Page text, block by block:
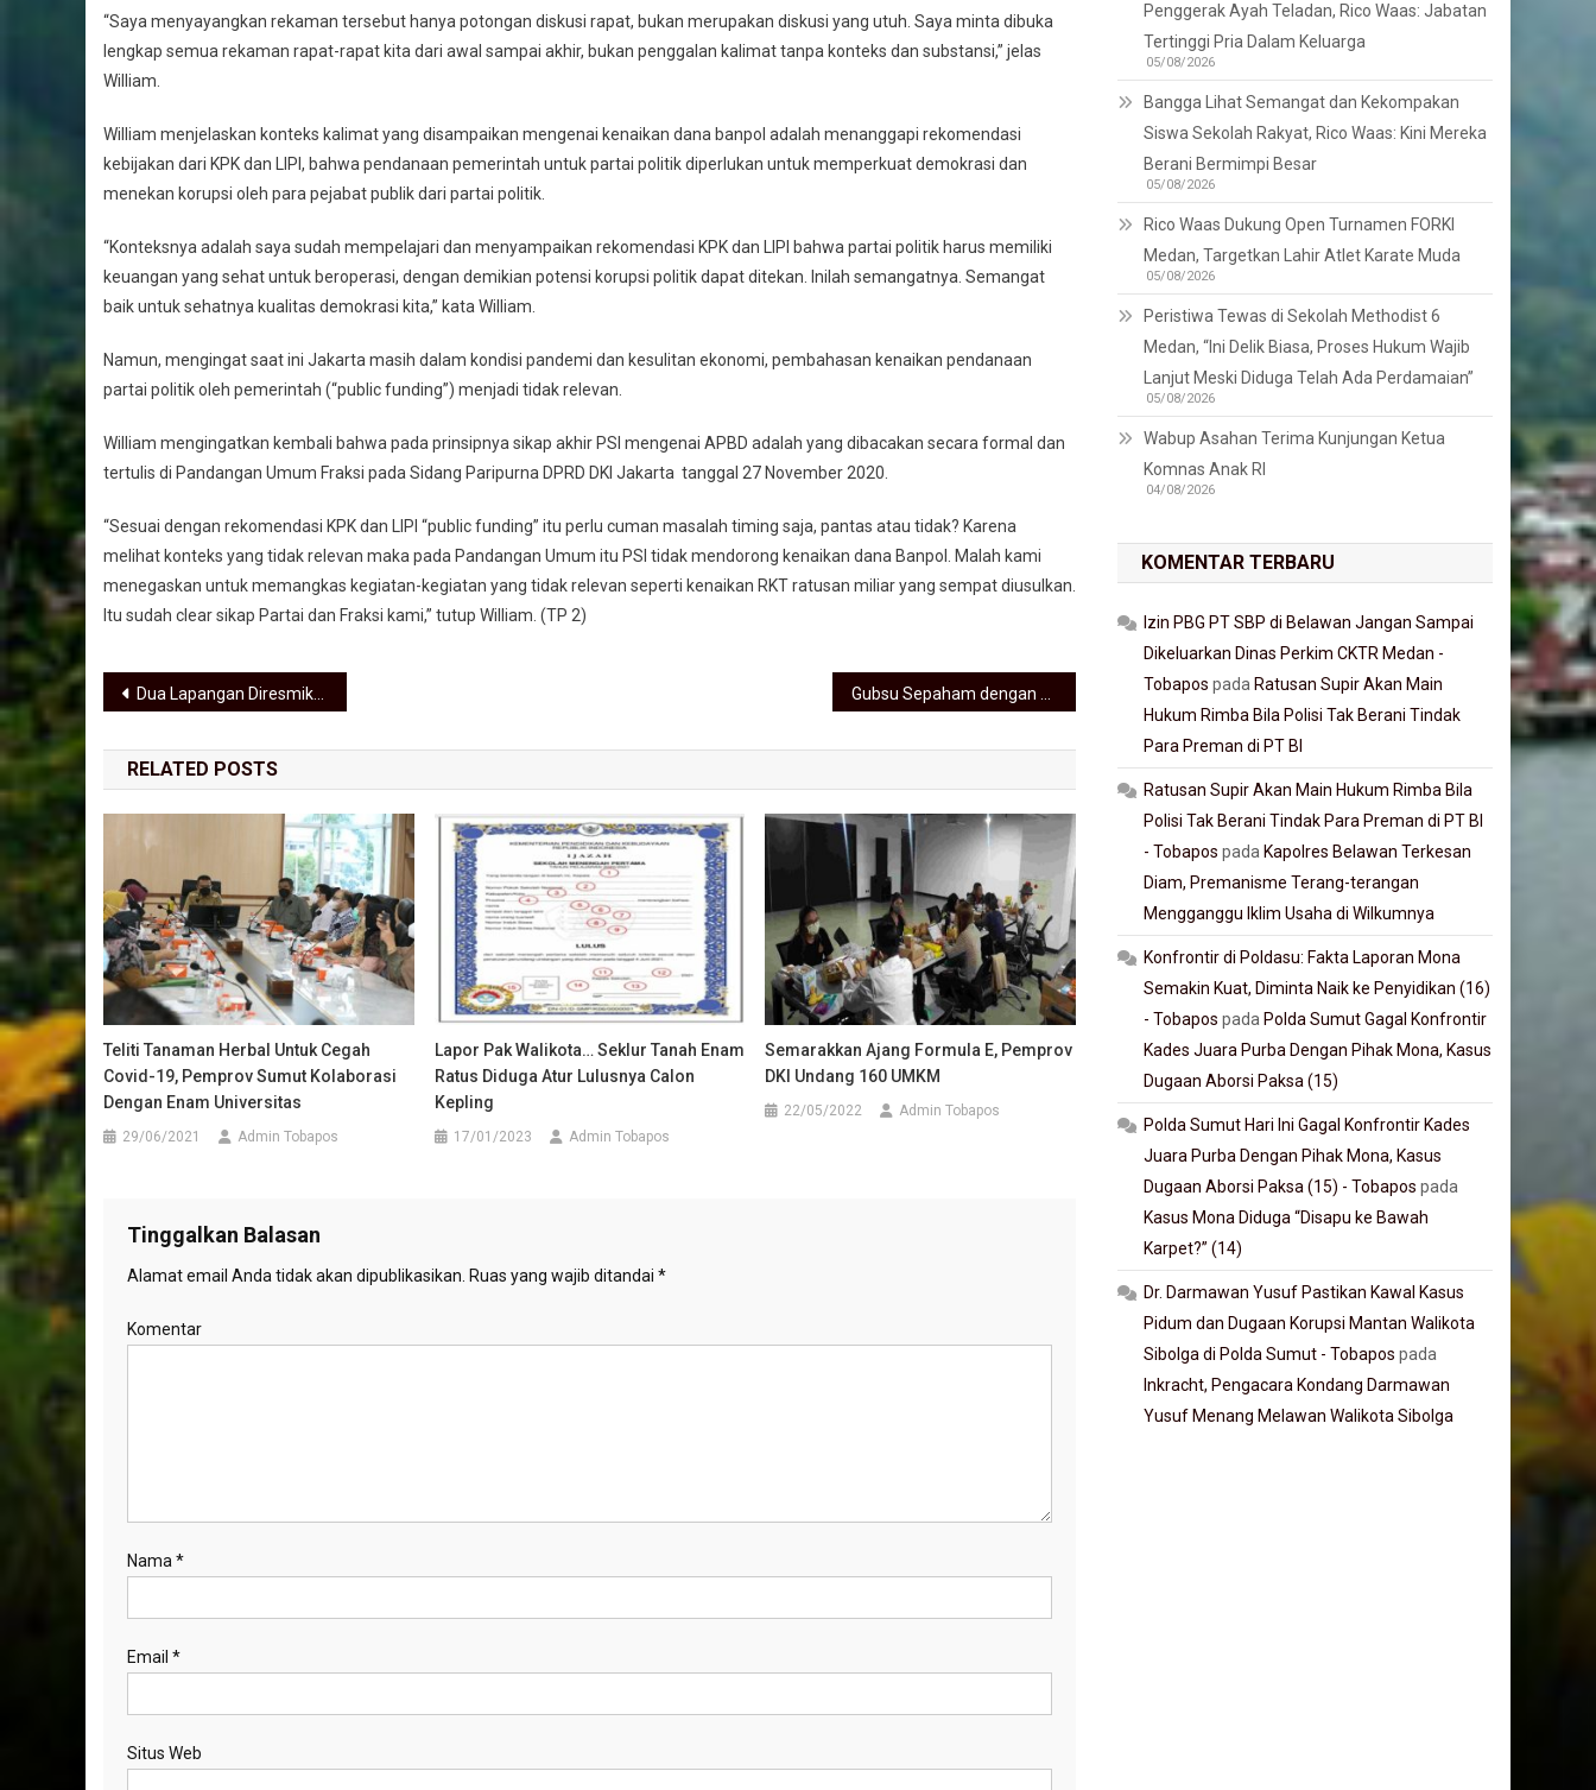
“Saya menyayangkan rekaman tersebut hanya potongan diskusi rapat, bukan merupakan diskusi yang utuh. Saya minta dibuka
lengkap semua rekaman rapat-rapat kita dari awal sampai akhir, bukan penggalan kalimat tanpa konteks dan substansi,” jelas
William.
William menjelaskan konteks kalimat yang disampaikan mengenai kenaikan dana banpol adalah menanggapi rekomendasi
kebijakan dari KPK dan LIPI, bahwa pendanaan pemerintah untuk partai politik diperlukan untuk memperkuat demokrasi dan
menekan korupsi oleh para pejabat publik dari partai politik.
“Konteksnya adalah saya sudah mempelajari dan menyampaikan rekomendasi KPK dan LIPI bahwa partai politik harus memiliki
keuangan yang sehat untuk beroperasi, dengan demikian potensi korupsi politik dapat ditekan. Inilah semangatnya. Semangat
baik untuk sehatnya kualitas demokrasi kita,” kata William.
Namun, mengingat saat ini Jakarta masih dalam kondisi pandemi dan kesulitan ekonomi, pembahasan kenaikan pendanaan
partai politik oleh pemerintah (“public funding”) menjadi tidak relevan.
William mengingatkan kembali bahwa pada prinsipnya sikap akhir PSI mengenai APBD adalah yang dibacakan secara formal dan
tertulis di Pandangan Umum Fraksi pada Sidang Paripurna DPRD DKI Jakarta tanggal 27 November 2020.
“Sesuai dengan rekomendasi KPK dan LIPI “public funding” itu perlu cuman masalah timing saja, pantas atau tidak? Karena
melihat konteks yang tidak relevan maka pada Pandangan Umum itu PSI tidak mendorong kenaikan dana Banpol. Malah kami
menegaskan untuk memangkas kegiatan-kegiatan yang tidak relevan seperti kenaikan RKT ratusan miliar yang sempat diusulkan.
Itu sudah clear sikap Partai dan Fraksi kami,” tutup William. (TP 2)
Navigasi pos
Dua Lapangan Diresmikan, Dwi: Deviasi Progres Proyek JIS Semakin Positif
RELATED POSTS
Teliti Tanaman Herbal Untuk Cegah
Covid-19, Pemprov Sumut Kolaborasi
Dengan Enam Universitas
29/06/2021 Admin Tobapos
Lapor Pak Walikota… Seklur Tanah Enam
Ratus Diduga Atur Lulusnya Calon
Kepling
17/01/2023 Admin Tobapos
Semarakkan Ajang Formula E, Pemprov
DKI Undang 160 UMKM
22/05/2022 Admin Tobapos
Tinggalkan Balasan
Alamat email Anda tidak akan dipublikasikan. Ruas yang wajib ditandai *
Komentar
Nama *
Email *
Situs Web
Penggerak Ayah Teladan, Rico Waas: Jabatan
Tertinggi Pria Dalam Keluarga
05/08/2026
Bangga Lihat Semangat dan Kekompakan
Siswa Sekolah Rakyat, Rico Waas: Kini Mereka
Berani Bermimpi Besar
05/08/2026
Rico Waas Dukung Open Turnamen FORKI
Medan, Targetkan Lahir Atlet Karate Muda
05/08/2026
Peristiwa Tewas di Sekolah Methodist 6
Medan, “Ini Delik Biasa, Proses Hukum Wajib
Lanjut Meski Diduga Telah Ada Perdamaian”
05/08/2026
Wabup Asahan Terima Kunjungan Ketua
Komnas Anak RI
04/08/2026
KOMENTAR TERBARU
Izin PBG PT SBP di Belawan Jangan Sampai
Dikeluarkan Dinas Perkim CKTR Medan -
Tobapos pada Ratusan Supir Akan Main
Hukum Rimba Bila Polisi Tak Berani Tindak
Para Preman di PT BI
Ratusan Supir Akan Main Hukum Rimba Bila
Polisi Tak Berani Tindak Para Preman di PT BI
- Tobapos pada Kapolres Belawan Terkesan
Diam, Premanisme Terang-terangan
Mengganggu Iklim Usaha di Wilkumnya
Konfrontir di Poldasu: Fakta Laporan Mona
Semakin Kuat, Diminta Naik ke Penyidikan (16)
- Tobapos pada Polda Sumut Gagal Konfrontir
Kades Juara Purba Dengan Pihak Mona, Kasus
Dugaan Aborsi Paksa (15)
Polda Sumut Hari Ini Gagal Konfrontir Kades
Juara Purba Dengan Pihak Mona, Kasus
Dugaan Aborsi Paksa (15) - Tobapos pada
Kasus Mona Diduga “Disapu ke Bawah
Karpet?” (14)
Dr. Darmawan Yusuf Pastikan Kawal Kasus
Pidum dan Dugaan Korupsi Mantan Walikota
Sibolga di Polda Sumut - Tobapos pada
Inkracht, Pengacara Kondang Darmawan
Yusuf Menang Melawan Walikota Sibolga